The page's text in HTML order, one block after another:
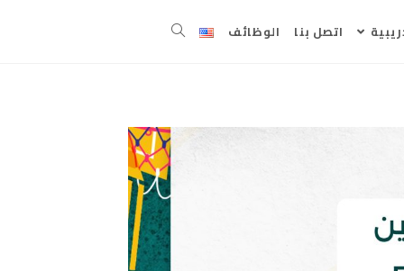
اتصل بنا الوظائف